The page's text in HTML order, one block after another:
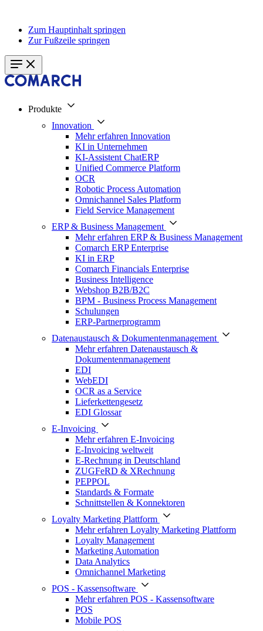
Zum Hauptinhalt springen
Zur Fußzeile springen
Produkte
Innovation
Mehr erfahren Innovation
KI in Unternehmen
KI-Assistent ChatERP
Unified Commerce Platform
OCR
Robotic Process Automation
Omnichannel Sales Platform
Field Service Management
ERP & Business Management
Mehr erfahren ERP & Business Management
Comarch ERP Enterprise
KI in ERP
Comarch Financials Enterprise
Business Intelligence
Webshop B2B/B2C
BPM - Business Process Management
Schulungen
ERP-Partnerprogramm
Datenaustausch & Dokumentenmanagement
Mehr erfahren Datenaustausch &
Dokumentenmanagement
EDI
WebEDI
OCR as a Service
Lieferkettengesetz
EDI Glossar
E-Invoicing
Mehr erfahren E-Invoicing
E-Invoicing weltweit
E-Rechnung in Deutschland
ZUGFeRD & XRechnung
PEPPOL
Standards & Formate
Schnittstellen & Konnektoren
Loyalty Marketing Plattform
Mehr erfahren Loyalty Marketing Plattform
Loyalty Management
Marketing Automation
Data Analytics
Omnichannel Marketing
POS - Kassensoftware
Mehr erfahren POS - Kassensoftware
POS
Mobile POS